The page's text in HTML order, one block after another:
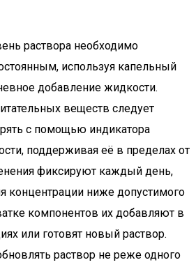
раствора необходимо
используя капельный
добавление жидкости.
веществ следует
с помощью индикатора
поддерживая её в пределах от
фиксируют каждый день,
концентрации ниже допустимого
компонентов их добавляют в
или готовят новый раствор.
раствор не реже одного